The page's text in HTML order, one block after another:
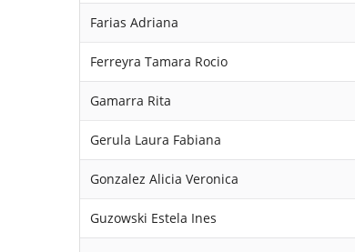
Farias Adriana
Ferreyra Tamara Rocio
Gamarra Rita
Gerula Laura Fabiana
Gonzalez Alicia Veronica
Guzowski Estela Ines